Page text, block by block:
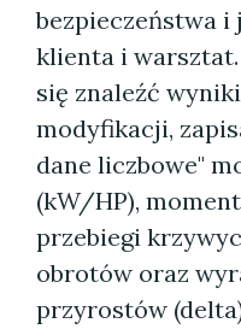
bezpieczeństwa
klienta i
się znaleźć
modyfikacji,
dane liczbowe"
(kW/HP),
przebiegi
obrotów oraz
przyrostów